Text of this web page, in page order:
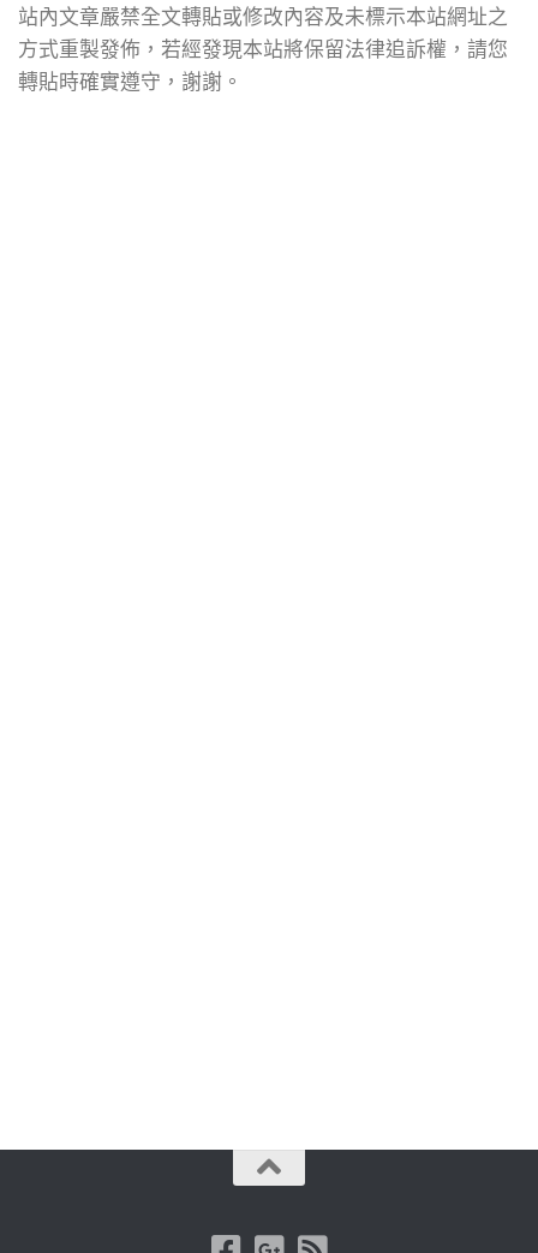
站內文章嚴禁全文轉貼或修改內容及未標示本站網址之
方式重製發佈，若經發現本站將保留法律追訴權，請您
轉貼時確實遵守，謝謝。